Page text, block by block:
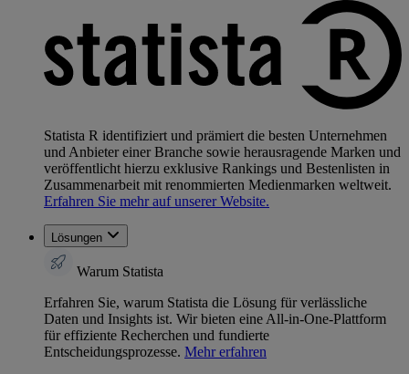
Statista R identifiziert und prämiert die besten Unternehmen
und Anbieter einer Branche sowie herausragende Marken und
veröffentlicht hierzu exklusive Rankings und Bestenlisten in
Zusammenarbeit mit renommierten Medienmarken weltweit.
Erfahren Sie mehr auf unserer Website.
Lösungen
Warum Statista
Erfahren Sie, warum Statista die Lösung für verlässliche
Daten und Insights ist. Wir bieten eine All-in-One-Plattform
für effiziente Recherchen und fundierte
Entscheidungsprozesse. Mehr erfahren